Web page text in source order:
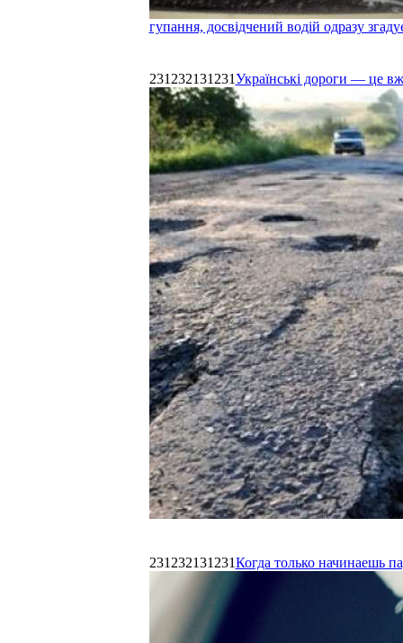
гупання, досвідчений водій одразу
231232131231Українські дороги — це
231232131231Когда только начинаешь